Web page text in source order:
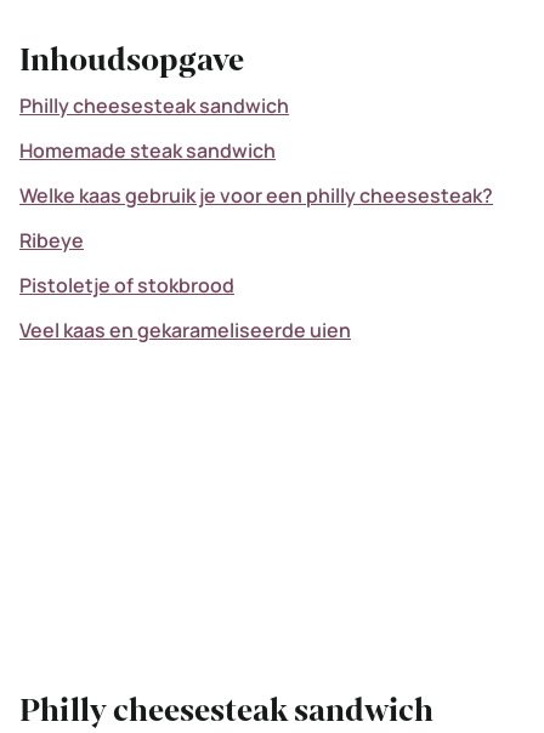
Inhoudsopgave
Philly cheesesteak sandwich
Homemade steak sandwich
Welke kaas gebruik je voor een philly cheesesteak?
Ribeye
Pistoletje of stokbrood
Veel kaas en gekarameliseerde uien
Philly cheesesteak sandwich